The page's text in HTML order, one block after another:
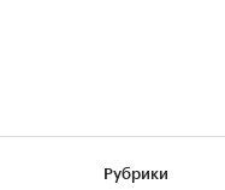
Рубрики